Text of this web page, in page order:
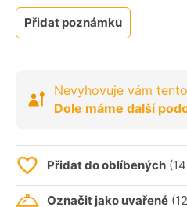
Přidat poznámku
Nevyhovuje vám
Dole máme další
Přidat do oblíbených
Označit jako uvařené